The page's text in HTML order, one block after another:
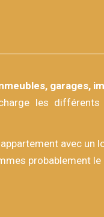
garages,
les
avec un
probablement